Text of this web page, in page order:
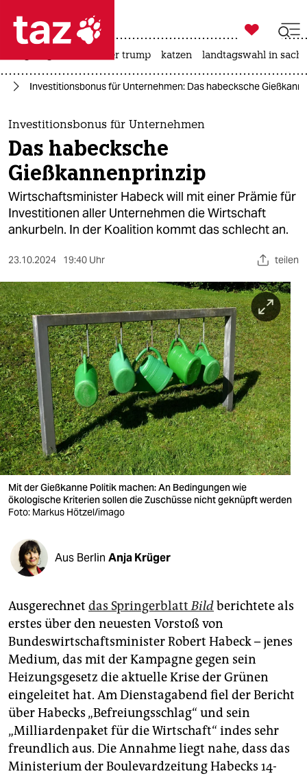
 taz zahl ich
taz zahl ich
themen
politik
öko
gesellschaft
sport
berlin
nord
wahrheit
verlag
verlag
veranstaltungen
shop
fragen & hilfe
unterstützen
abo
epaper login

taz zahl ich
usa unter trump katzen landtagswahl in
Investitionsbonus für Unternehmen: Das habecksche
Investitionsbonus für Unternehmen
Das habecksche
Gießkannenprinzip
Wirtschaftsminister Habeck will mit einer Prämie für
Investitionen aller Unternehmen die Wirtschaft
ankurbeln. In der Koalition kommt das schlecht an.
23.10.2024 19:40 Uhr teilen
Mit der Gießkanne Politik machen: An Bedingungen wie
ökologische Kriterien sollen die Zuschüsse nicht geknüpft werden
Foto: Markus Hötzel/imago
Aus Berlin Anja Krüger
Ausgerechnet das SpringerblattBildberichtete als
erstes über den neuesten Vorstoß von
Bundeswirtschaftsminister Robert Habeck – jenes
Medium, das mit der Kampagne gegen sein
Heizungsgesetz die aktuelle Krise der Grünen
eingeleitet hat. Am Dienstagabend fiel der Bericht
über Habecks „Befreiungsschlag“ und sein
„Milliardenpaket für die Wirtschaft“ indes sehr
freundlich aus. Die Annahme liegt nahe, dass das
Ministerium der Boulevardzeitung Habecks 14-